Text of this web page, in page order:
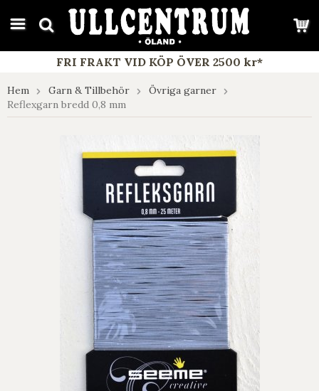
google-site-verification: google7e4b1026db5d9f32.html
FRI FRAKT VID KÖP ÖVER 2500 kr*
Hem Garn & Tillbehör
Övriga garner
Reflexgarn bredd 0,8 mm